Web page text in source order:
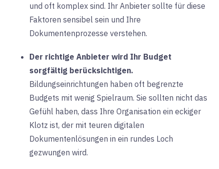
und oft komplex sind. Ihr Anbieter sollte für diese
Faktoren sensibel sein und Ihre
Dokumentenprozesse verstehen.
Der richtige Anbieter wird Ihr Budget
sorgfältig berücksichtigen.
Bildungseinrichtungen haben oft begrenzte
Budgets mit wenig Spielraum. Sie sollten nicht das
Gefühl haben, dass Ihre Organisation ein eckiger
Klotz ist, der mit teuren digitalen
Dokumentenlösungen in ein rundes Loch
gezwungen wird.